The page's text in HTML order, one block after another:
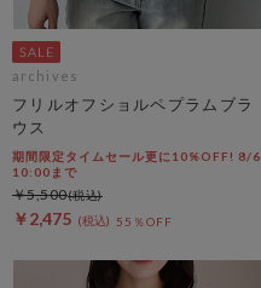
archives
フリルオフショルペプラムブラ
ウス
期間限定タイムセール更に10%OFF! 8/6
10:00まで
￥2,475 55％OFF
￥5,500